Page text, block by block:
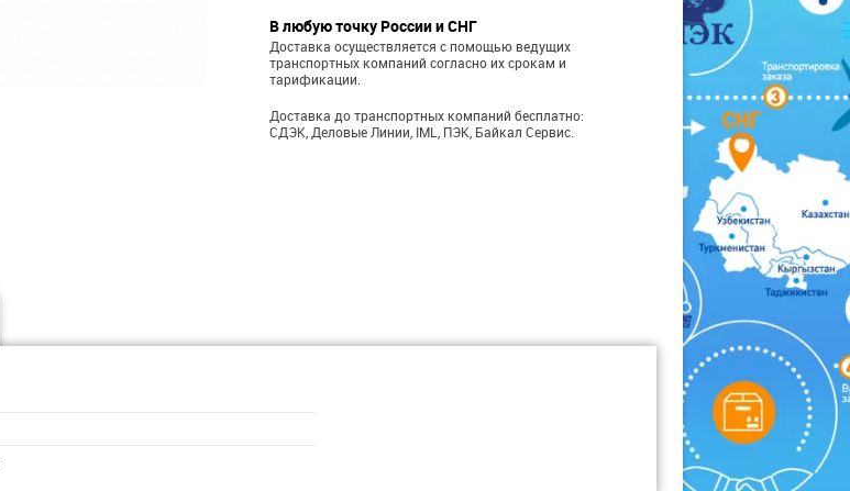
В любую точку России и СНГ
Доставка осуществляется с помощью ведущих
транспортных компаний согласно их срокам и
тарификации.
Доставка до транспортных компаний бесплатно:
СДЭК, Деловые Линии, IML, ПЭК, Байкал Сервис.